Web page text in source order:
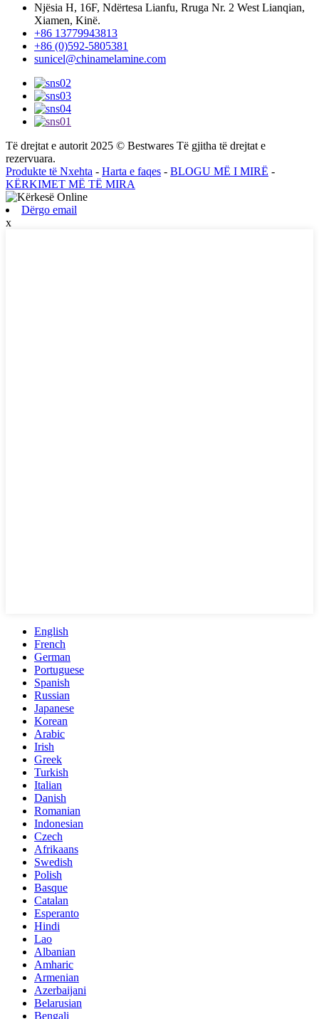
Njësia H, 16F, Ndërtesa Lianfu, Rruga Nr. 2 West Lianqian,
Xiamen, Kinë.
+86 13779943813
+86 (0)592-5805381
sunicel@chinamelamine.com
Të drejtat e autorit 2025 © Bestwares Të gjitha të drejtat e
rezervuara.
Produkte të Nxehta - Harta e faqes - BLOGU MË I MIRË -
KËRKIMET MË TË MIRA
Dërgo email
x
English
French
German
Portuguese
Spanish
Russian
Japanese
Korean
Arabic
Irish
Greek
Turkish
Italian
Danish
Romanian
Indonesian
Czech
Afrikaans
Swedish
Polish
Basque
Catalan
Esperanto
Hindi
Lao
Albanian
Amharic
Armenian
Azerbaijani
Belarusian
Bengali